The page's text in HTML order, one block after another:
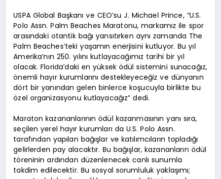
USPA Global Başkanı ve CEO’su J. Michael Prince, “U.S.
Polo Assn. Palm Beaches Maratonu, markamız ile spor
arasındaki otantik bağı yansıtırken aynı zamanda The
Palm Beaches’teki yaşamın enerjisini kutluyor. Bu yıl
Amerika’nın 250. yılını kutlayacağımız tarihi bir yıl
olacak. Florida’daki en yüksek ödül sistemini sunacağız,
önemli hayır kurumlarını destekleyeceğiz ve dünyanın
dört bir yanından gelen binlerce koşucuyla birlikte bu
özel organizasyonu kutlayacağız” dedi.
Maraton kazananlarının ödül kazanmasının yanı sıra,
seçilen yerel hayır kurumları da U.S. Polo Assn.
tarafından yapılan bağışlar ve katılımcıların topladığı
gelirlerden pay alacaktır. Bu bağışlar, kazananların ödül
töreninin ardından düzenlenecek canlı sunumla
takdim edilecektir. Bu sosyal sorumluluk yaklaşımı;